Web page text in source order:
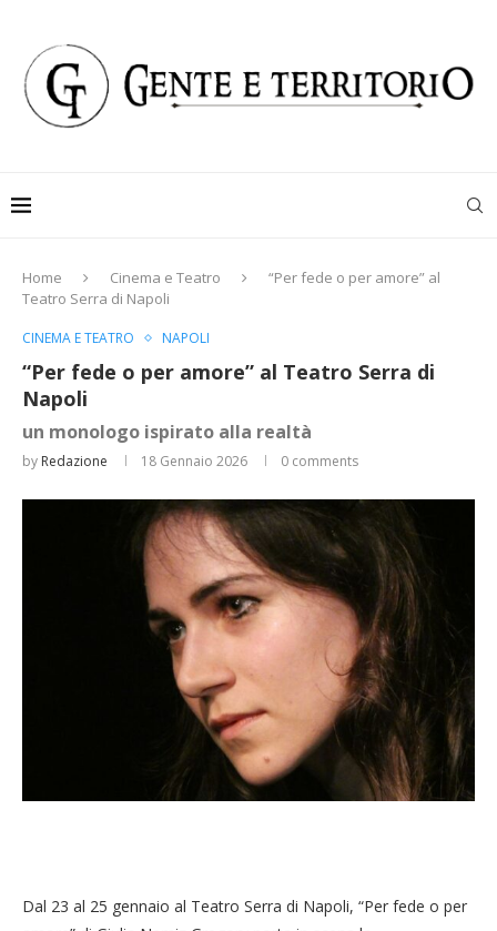
Home Cinema e Teatro
“Per fede o per amore” al
Teatro Serra di Napoli
CINEMA E TEATRO NAPOLI
“Per fede o per amore” al Teatro Serra di
Napoli
un monologo ispirato alla realtà
by Redazione 18 Gennaio 2026 0 comments
Dal 23 al 25 gennaio al Teatro Serra di Napoli, “Per fede o per